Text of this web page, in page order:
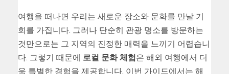
여행을 떠나면 우리는 새로운 장소와 문화를 만날 기
회를 가집니다. 그러나 단순히 관광 명소를 방문하는
것만으로는 그 지역의 진정한 매력을 느끼기 어렵습니
다. 그렇기 때문에 로컬 문화 체험은 해외 여행에서 더
욱 특별한 경험을 제공합니다. 이번 가이드에서는 해